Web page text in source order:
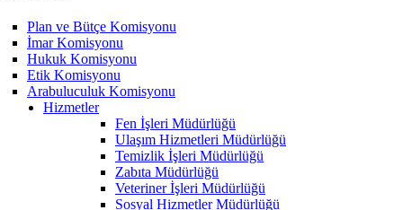
Plan ve Bütçe Komisyonu
İmar Komisyonu
Hukuk Komisyonu
Etik Komisyonu
Arabuluculuk Komisyonu
Hizmetler
Fen İşleri Müdürlüğü
Ulaşım Hizmetleri Müdürlüğü
Temizlik İşleri Müdürlüğü
Zabıta Müdürlüğü
Veteriner İşleri Müdürlüğü
Sosyal Hizmetler Müdürlüğü